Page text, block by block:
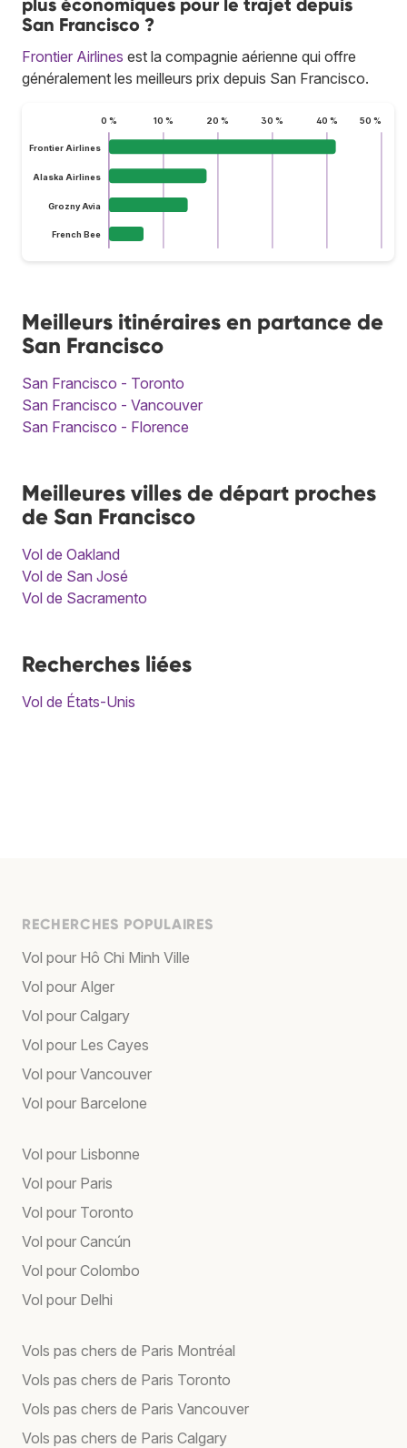
plus économiques pour le trajet depuis
San Francisco ?
Frontier Airlines est la compagnie aérienne qui offre
généralement les meilleurs prix depuis San Francisco.
0 % 10 % 20 % 30 % 40 % 50 %
Frontier Airlines
Alaska Airlines
Grozny Avia
French Bee
Meilleurs itinéraires en partance de
San Francisco
San Francisco - Toronto
San Francisco - Vancouver
San Francisco - Florence
Meilleures villes de départ proches
de San Francisco
Vol de Oakland
Vol de San José
Vol de Sacramento
Recherches liées
Vol de États-Unis
RECHERCHES POPULAIRES
Vol pour Hô Chi Minh Ville
Vol pour Alger
Vol pour Calgary
Vol pour Les Cayes
Vol pour Vancouver
Vol pour Barcelone
Vol pour Lisbonne
Vol pour Paris
Vol pour Toronto
Vol pour Cancún
Vol pour Colombo
Vol pour Delhi
Vols pas chers de Paris Montréal
Vols pas chers de Paris Toronto
Vols pas chers de Paris Vancouver
Vols pas chers de Paris Calgary